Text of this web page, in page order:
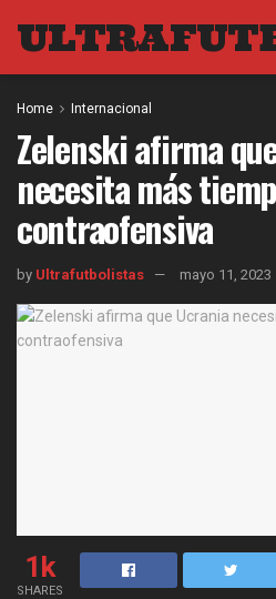
Home Internacional
Zelenski afirma
necesita más
contraofensiva
by Ultrafutbolistas mayo 11, 2023
1k
SHARES